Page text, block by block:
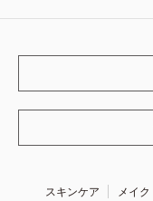
スキンケア メイク